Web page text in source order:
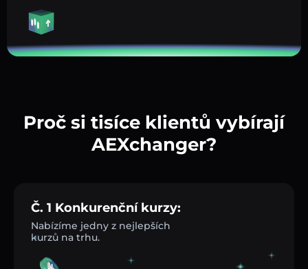
Proč si tisíce klientů vybírají
AEXchanger?
Č. 1 Konkurenční kurzy:
Nabízíme jedny z nejlepších
kurzů na trhu.